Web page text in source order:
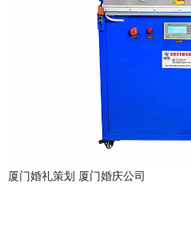
厦门婚礼策划 厦门婚庆公司